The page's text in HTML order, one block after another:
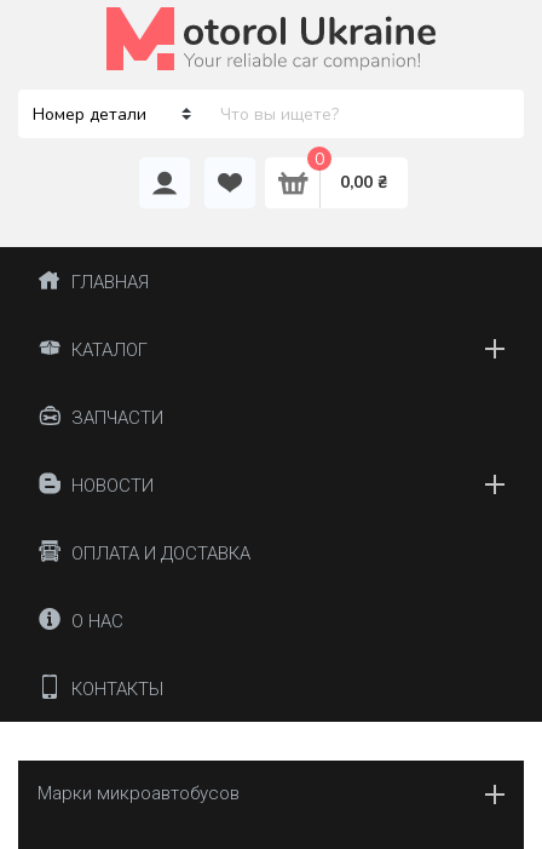
0,00 ₴
0
ГЛАВНАЯ
КАТАЛОГ
ЗАПЧАСТИ
НОВОСТИ
ОПЛАТА И ДОСТАВКА
О НАС
КОНТАКТЫ
Марки микроавтобусов